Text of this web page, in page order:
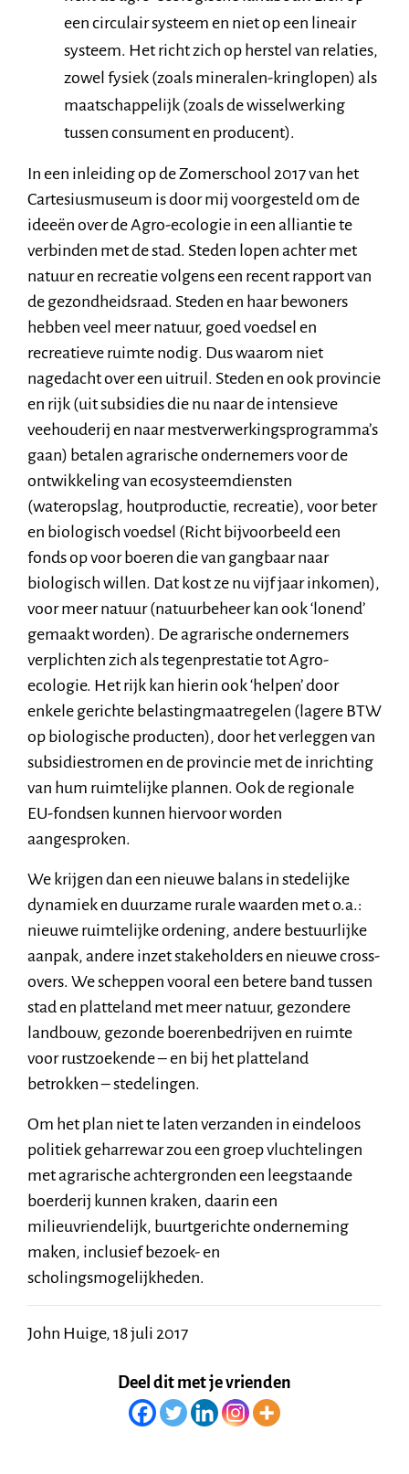
een circulair systeem en niet op een lineair
systeem. Het richt zich op herstel van relaties,
zowel fysiek (zoals mineralen-kringlopen) als
maatschappelijk (zoals de wisselwerking
tussen consument en producent).
In een inleiding op de Zomerschool 2017 van het
Cartesiusmuseum is door mij voorgesteld om de
ideeën over de Agro-ecologie in een alliantie te
verbinden met de stad. Steden lopen achter met
natuur en recreatie volgens een recent rapport van
de gezondheidsraad. Steden en haar bewoners
hebben veel meer natuur, goed voedsel en
recreatieve ruimte nodig. Dus waarom niet
nagedacht over een uitruil. Steden en ook provincie
en rijk (uit subsidies die nu naar de intensieve
veehouderij en naar mestverwerkingsprogramma’s
gaan) betalen agrarische ondernemers voor de
ontwikkeling van ecosysteemdiensten
(wateropslag, houtproductie, recreatie), voor beter
en biologisch voedsel (Richt bijvoorbeeld een
fonds op voor boeren die van gangbaar naar
biologisch willen. Dat kost ze nu vijf jaar inkomen),
voor meer natuur (natuurbeheer kan ook ‘lonend’
gemaakt worden). De agrarische ondernemers
verplichten zich als tegenprestatie tot Agro-
ecologie. Het rijk kan hierin ook ‘helpen’ door
enkele gerichte belastingmaatregelen (lagere BTW
op biologische producten), door het verleggen van
subsidiestromen en de provincie met de inrichting
van hum ruimtelijke plannen. Ook de regionale
EU-fondsen kunnen hiervoor worden
aangesproken.
We krijgen dan een nieuwe balans in stedelijke
dynamiek en duurzame rurale waarden met o.a.:
nieuwe ruimtelijke ordening, andere bestuurlijke
aanpak, andere inzet stakeholders en nieuwe cross-
overs. We scheppen vooral een betere band tussen
stad en platteland met meer natuur, gezondere
landbouw, gezonde boerenbedrijven en ruimte
voor rustzoekende – en bij het platteland
betrokken – stedelingen.
Om het plan niet te laten verzanden in eindeloos
politiek geharrewar zou een groep vluchtelingen
met agrarische achtergronden een leegstaande
boerderij kunnen kraken, daarin een
milieuvriendelijk, buurtgerichte onderneming
maken, inclusief bezoek- en
scholingsmogelijkheden.
John Huige, 18 juli 2017
Deel dit met je vrienden